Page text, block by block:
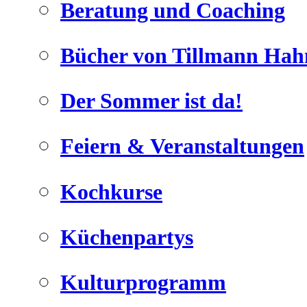
keine sind.
Ein Potpourrie professioneller Rezepte.
Für Liebhaber der einfachen und
immer mit der besonderen Note.
Beratung und Coaching
Bücher von Tillmann
Der Sommer ist da!
Feiern & Veranstaltungen
Kochkurse
Küchenpartys
Kulturprogramm